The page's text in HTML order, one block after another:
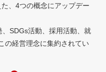
、4つの概念にアップデー
SDGs活動、採用活動、就
の経営理念に集約されてい